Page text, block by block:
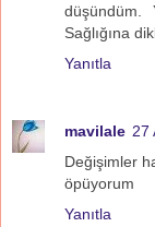
düşündüm.
Sağlığına
Yanıtla
mavilale 27
Değişimler
öpüyorum
Yanıtla